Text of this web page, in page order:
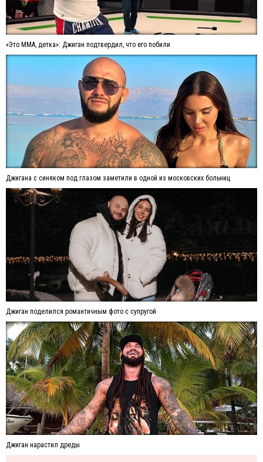
«Это ММА, детка»: Джиган подтвердил, что его побили
Джигана с синяком под глазом заметили в одной из московских больниц
Джиган поделился романтичным фото с супругой
Джиган нарастил дреды